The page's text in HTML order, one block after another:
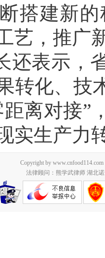
搭建新
艺，推广
还表示，
转化、技
距离对接”
实生产力
Copyright by
法律顾问：熊学武律师 湖北